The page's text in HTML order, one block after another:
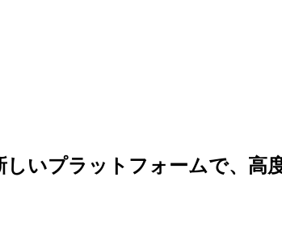
いプラットフォームで、高